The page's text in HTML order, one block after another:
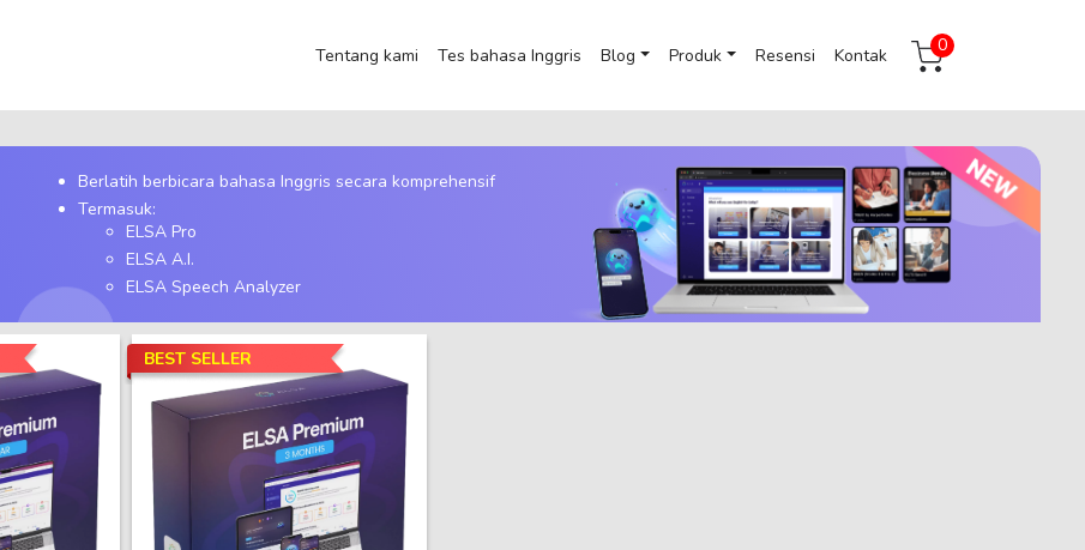
Tentang kami Tes bahasa Inggris Blog Produk Resensi Kontak 0
Berlatih berbicara bahasa Inggris secara komprehensif
Termasuk:
ELSA Pro
ELSA A.I.
ELSA Speech Analyzer
BEST SELLER